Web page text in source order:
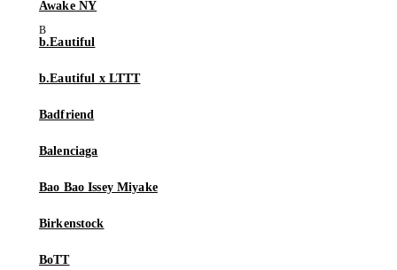
Awake NY
b.Eautiful
b.Eautiful x LTTT
Badfriend
Balenciaga
Bao Bao Issey Miyake
Birkenstock
BoTT